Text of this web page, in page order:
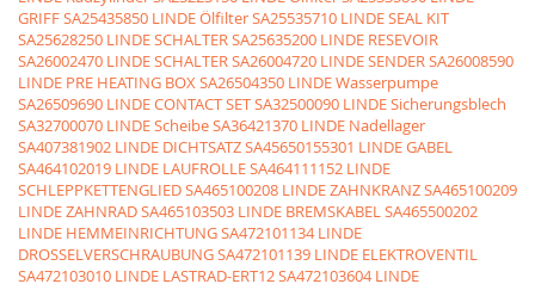
GRIFFSA25435850 LINDE ÖlfilterSA25535710 LINDE SEAL KIT
SA25628250 LINDE SCHALTERSA25635200 LINDE RESEVOIR
SA26002470 LINDE SCHALTERSA26004720 LINDE SENDERSA26008590
LINDE PRE HEATING BOXSA26504350 LINDE Wasserpumpe
SA26509690 LINDE CONTACT SETSA32500090 LINDE Sicherungsblech
SA32700070 LINDE ScheibeSA36421370 LINDE Nadellager
SA407381902 LINDE DICHTSATZSA45650155301 LINDE GABEL
SA464102019 LINDE LAUFROLLESA464111152 LINDE
SCHLEPPKETTENGLIEDSA465100208 LINDE ZAHNKRANZSA465100209
LINDE ZAHNRADSA465103503 LINDE BREMSKABELSA465500202
LINDE HEMMEINRICHTUNGSA472101134 LINDE
DROSSELVERSCHRAUBUNGSA472101139 LINDE ELEKTROVENTIL
SA472103010 LINDE LASTRAD-ERT12SA472103604 LINDE